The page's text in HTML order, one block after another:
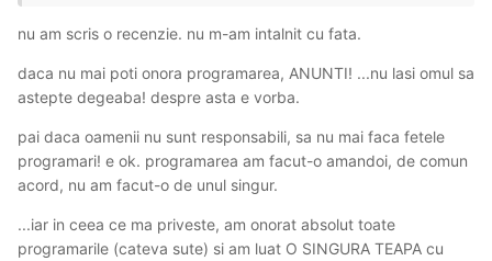
nu am scris o recenzie. nu m-am intalnit cu fata.
daca nu mai poti onora programarea, ANUNTI! ...nu lasi omul sa
astepte degeaba! despre asta e vorba.
pai daca oamenii nu sunt responsabili, sa nu mai faca fetele
programari! e ok. programarea am facut-o amandoi, de comun
acord, nu am facut-o de unul singur.
...iar in ceea ce ma priveste, am onorat absolut toate
programarile (cateva sute) si am luat O SINGURA TEAPA cu